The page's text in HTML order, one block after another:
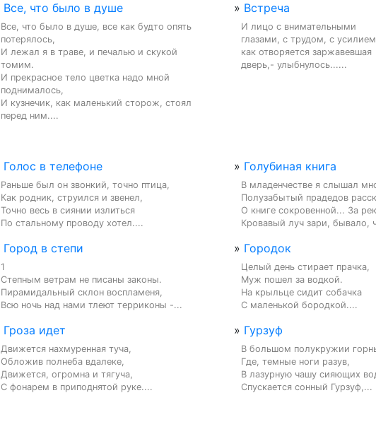
Все, что было в душе
Все, что было в душе, все как будто опять
потерялось,
И лежал я в траве, и печалью и скукой
томим.
И прекрасное тело цветка надо мной
поднималось,
И кузнечик, как маленький сторож, стоял
перед ним....
» Встреча
И лицо с внимательными
глазами, с трудом, с
как отворяется заржавевшая
дверь,- улыбнулось......
Голос в телефоне
Раньше был он звонкий, точно птица,
Как родник, струился и звенел,
Точно весь в сиянии излиться
По стальному проводу хотел....
» Голубиная книга
В младенчестве я слышал
Полузабытый прадедов
О книге сокровенной... За
Кровавый луч зари, бывало,
Город в степи
1
Степным ветрам не писаны законы.
Пирамидальный склон воспламеня,
Всю ночь над нами тлеют терриконы -...
» Городок
Целый день стирает прачка,
Муж пошел за водкой.
На крыльце сидит собачка
С маленькой бородкой....
Гроза идет
Движется нахмуренная туча,
Обложив полнеба вдалеке,
Движется, огромна и тягуча,
С фонарем в приподнятой руке....
» Гурзуф
В большом полукружии
Где, темные ноги разув,
В лазурную чашу сияющих
Спускается сонный Гурзуф,...